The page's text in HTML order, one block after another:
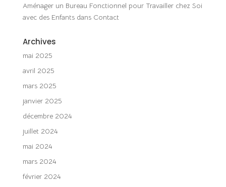
Aménager un Bureau Fonctionnel pour Travailler chez Soi
avec des Enfantsdans Contact
Archives
mai 2025
avril 2025
mars 2025
janvier 2025
décembre 2024
juillet 2024
mai 2024
mars 2024
février 2024